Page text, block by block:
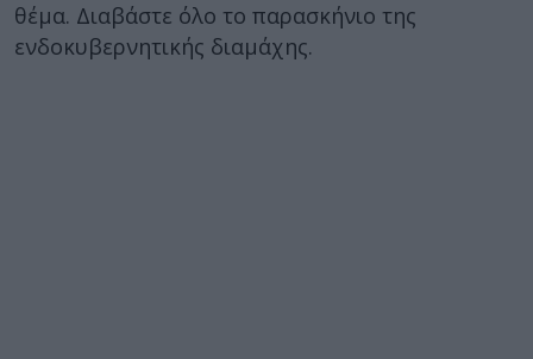
θέμα. Διαβάστε όλο το παρασκήνιο της
ενδοκυβερνητικής διαμάχης.